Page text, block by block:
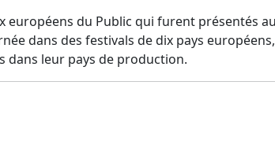
européens du Public qui furent présentés
dans des festivals de dix pays
dans leur pays de production.